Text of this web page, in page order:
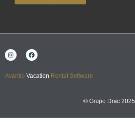
Avantio Vacation Rental Software
© Grupo Drac 2025